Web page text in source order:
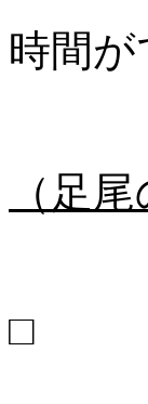
時間
（足
□